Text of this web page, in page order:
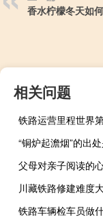
香水柠檬冬天如
相关问题
铁路运营里程世界
“铜炉起澹烟”的出
父母对亲子阅读的
川藏铁路修建难度
铁路车辆检车员做